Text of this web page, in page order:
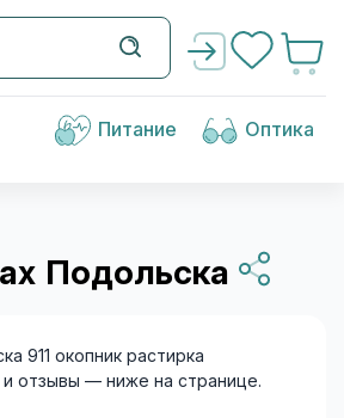
Питание Оптика
Подольска
911 окопник растирка
и отзывы — ниже на странице.